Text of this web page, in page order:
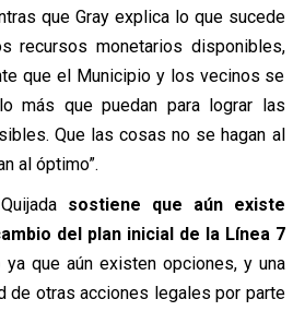
que Gray explica lo que sucede
recursos monetarios disponibles,
que el Municipio y los vecinos se
más que puedan para lograr las
Que las cosas no se hagan al
al óptimo”.
sostiene que aún existe
del plan inicial de la Línea 7
ya que aún existen opciones, y una
de otras acciones legales por parte